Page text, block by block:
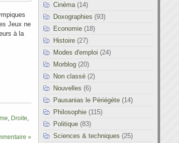
Jeux ne
à la
, Droite,
»
Cinéma (14)
Doxographies (93)
Economie (18)
Histoire (27)
Modes d'emploi (24)
Morblog (20)
Non classé (2)
Nouvelles (6)
Pausanias le Périégète (14)
Philosophie (115)
Politique (83)
Sciences & techniques (25)